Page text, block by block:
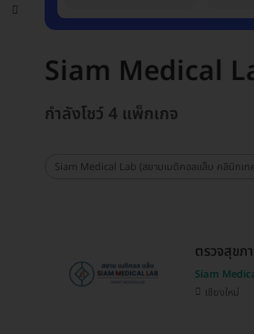
Siam Medical
กำลังโชว์ 4 แพ็กเกจ
Siam Medical Lab (สยามเมดิคอลแล็บ คลินิกเ
ตรวจสุขภ
Siam
เชียงใหม่